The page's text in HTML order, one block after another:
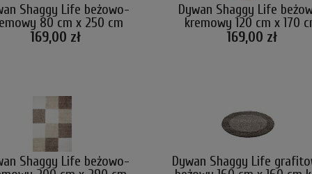
Shaggy Life beżowo-
80 cm x 250 cm
169,00 zł
Dywan Shaggy Life
kremowy 120 cm x 170
169,00 zł
Shaggy Life beżowo-
Dywan Shaggy Life